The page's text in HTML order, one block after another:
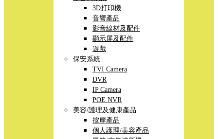
3D打印機
音響產品
影音線材及配件
顯示屏及配件
遊戲
保安系統
TVI Camera
DVR
IP Camera
POE NVR
美容/護理及健康產品
按摩產品
個人護理/美容產品